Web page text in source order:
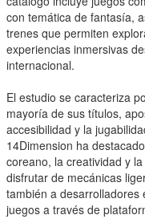
con temática de fantasía,
trenes que permiten
experiencias inmersivas
internacional.
El estudio se caracteriza
mayoría de sus títulos,
accesibilidad y la
14Dimension ha
coreano, la creatividad y
disfrutar de mecánicas
también a
juegos a través de